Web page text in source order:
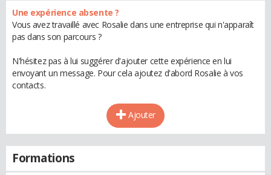
Une expérience absente ?
Vous avez travaillé avec Rosalie dans une entreprise qui n'apparaît
pas dans son parcours ?
N'hésitez pas à lui suggérer d'ajouter cette expérience en lui
envoyant un message. Pour cela ajoutez d'abord Rosalie à vos
contacts.
Ajouter
Formations